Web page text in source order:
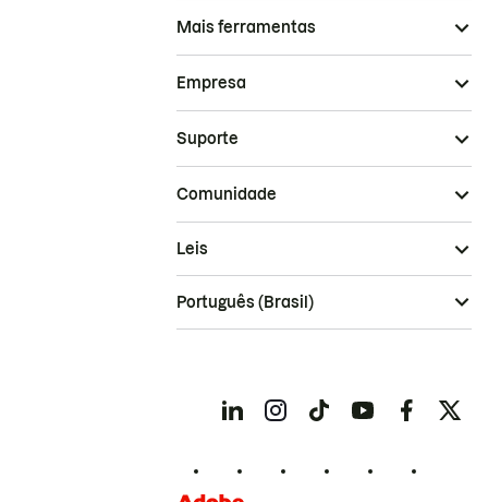
Mais ferramentas
Empresa
Suporte
Comunidade
Leis
Português (Brasil)